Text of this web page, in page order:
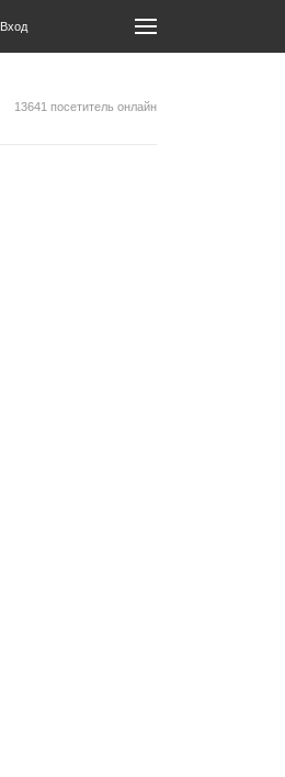
Вход
13641 посетитель онлайн